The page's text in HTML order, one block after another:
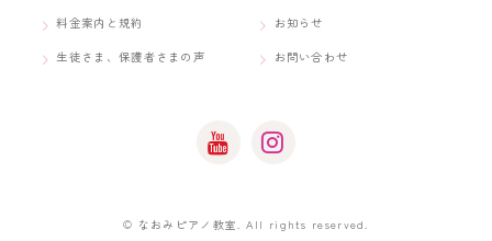
料金案内と規約
生徒さま、保護者さまの声
お知らせ
お問い合わせ
© なおみピアノ教室. All rights reserved.